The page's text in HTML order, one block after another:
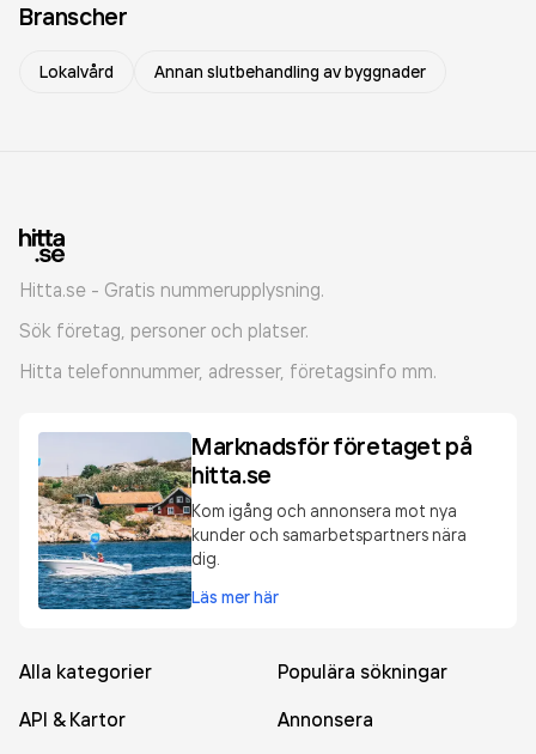
Branscher
Lokalvård Annan slutbehandling av byggnader
Hitta.se - Gratis nummerupplysning.
Sök företag, personer och platser.
Hitta telefonnummer, adresser, företagsinfo mm.
Marknadsför företaget på
hitta.se
Kom igång och annonsera mot nya
kunder och samarbetspartners nära
dig.
Läs mer här
Alla kategorier
Populära sökningar
API & Kartor
Annonsera